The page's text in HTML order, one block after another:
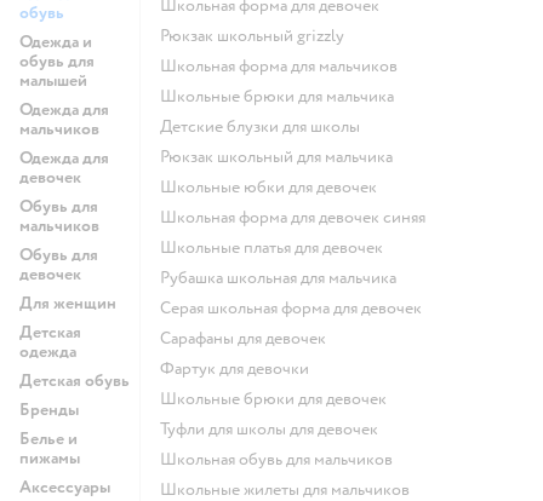
обувь
Одежда и
обувь для
малышей
Одежда для
мальчиков
Одежда для
девочек
Обувь для
мальчиков
Обувь для
девочек
Для женщин
Детская
одежда
Детская обувь
Бренды
Белье и
пижамы
Аксессуары
Школьная форма для девочек
Рюкзак школьный grizzly
Школьная форма для мальчиков
Школьные брюки для мальчика
Детские блузки для школы
Рюкзак школьный для мальчика
Школьные юбки для девочек
Школьная форма для девочек синяя
Школьные платья для девочек
Рубашка школьная для мальчика
Серая школьная форма для девочек
Сарафаны для девочек
Фартук для девочки
Школьные брюки для девочек
Туфли для школы для девочек
Школьная обувь для мальчиков
Школьные жилеты для мальчиков